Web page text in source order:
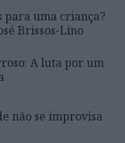
para uma criança?
Brissos-Lino
A luta por um
não se improvisa